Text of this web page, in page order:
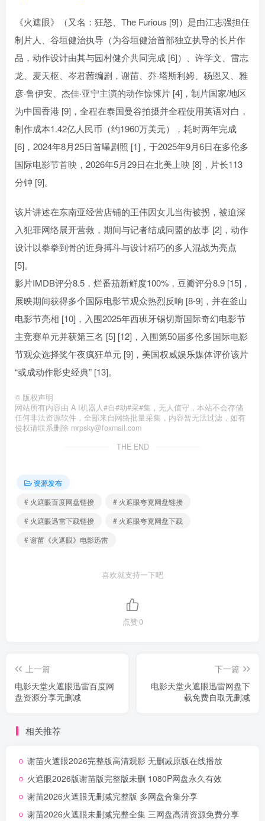
《火遮眼》（又名：狂怒、The Furious [9]）是由江志强担任
制片人、谷垣健治执导（为谷垣健治首部独立执导的长片作
品，动作设计由其与园村健介共同完成 [6]）、许学文、雷志
龙、麦天枢、岑君茜编剧，谢苗、乔·塔斯利姆、杨恩又、雅
彦·鲁伊安、杰佳·亚宁主演的动作惊悚片 [4]，制片国家/地区
为中国香港 [9]，全程在泰国曼谷拍摄并全程使用英语对白，
制作成本1.42亿人民币（约1960万美元），耗时两年完成
[6]，2024年8月25日首曝剧照 [1]，于2025年9月6日在多伦多
国际电影节首映，2026年5月29日在北美上映 [8]，片长113
分钟 [9]。
该片讲述在东南亚经营店铺的王伟因女儿当街被拐，被迫深
入犯罪网络展开营救，期间与记者结成同盟的故事 [2]，动作
设计以拳拳到骨的近身搏斗与设计精巧的多人混战为亮点
[5]。
影片IMDB评分8.5，烂番茄新鲜度100%，豆瓣评分8.9 [15]，
展映期间获得多个国际电影节观众热烈反响 [8-9]，并在釜山
电影节亮相 [10]，入围2025年西班牙锡切斯国际奇幻电影节
主竞赛单元并获第三名 [5] [12]，入围第50届多伦多国际电影
节观众选择奖午夜疯狂单元 [9]，美国权威娱乐媒体评价该片
“或成动作影史经典” [13]。
© 版权声明
网站所有内容由 A I机器人#自#动#采#集，无人值守，本站不会存储
任何非法资源软件，全部来自网络批量采集，内容暂无法过滤，如有
侵权请联系删除 mrpsky@foxmail.com
THE END
资源发布
# 火遮眼百度网盘链接
# 火遮眼夸克网盘链接
# 火遮眼迅雷下载链接
# 火遮眼夸克网盘下载
# 谢苗《火遮眼》电影迅雷
喜欢就支持一下吧
点赞0
上一篇
电影天堂火遮眼迅雷百度网
盘资源分享无删减
下一篇
电影天堂火遮眼迅雷网盘下
载免费自取无删减
相关推荐
谢苗火遮眼2026完整版高清观影 无删减原版在线播放
火遮眼2026版谢苗版完整版未删 1080P网盘永久有效
谢苗2026火遮眼无删减完整版 多网盘合集分享
谢苗2026火遮眼未删减完整全集 三网盘高清资源免费分享